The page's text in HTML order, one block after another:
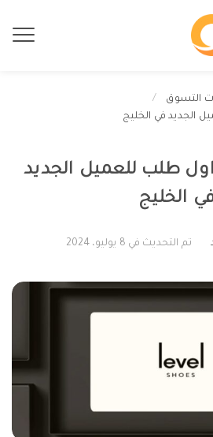
التسوق
الجديد في الخليج
طلب للعميل الجديد
الخليج
تم التحديث في 8 يوليو، 2024